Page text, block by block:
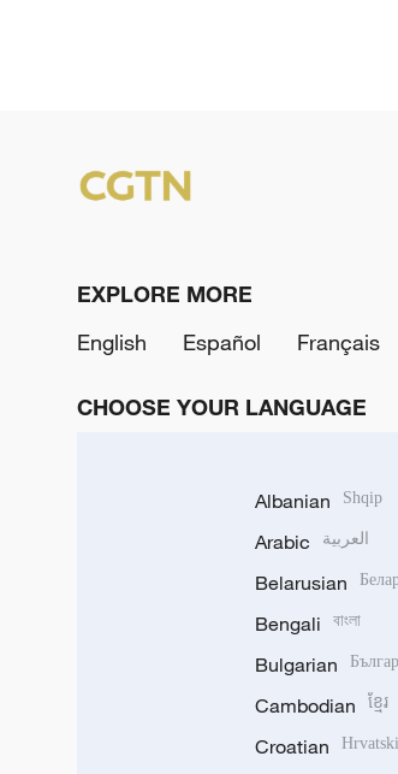
EXPLORE MORE
English
Español Français
CHOOSE YOUR LANGUAGE
Albanian Shqip
Arabic العربية
Belarusian
Bengali বাংলা
Bulgarian
Cambodian ខ្មែរ
Croatian Hrvatski